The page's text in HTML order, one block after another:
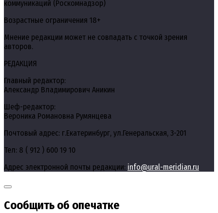
коммуникаций (Роскомнадзор)
Возрастные ограничения 18+
Мнение редакции может не совпадать с точкой зрения
авторов.
РЕДАКЦИЯ
Главный редактор:
Александр Владимирович Аникин
Шеф-редактор:
Вероника Романовна Румянцева
Почтовый адрес: г.Екатеринбург, ул.Генеральская, 3-201
Тел: 8 ( 912 ) 600 19 10
Адрес электронной почты редакции: info@ural-meridian.ru
Сообщить об опечатке